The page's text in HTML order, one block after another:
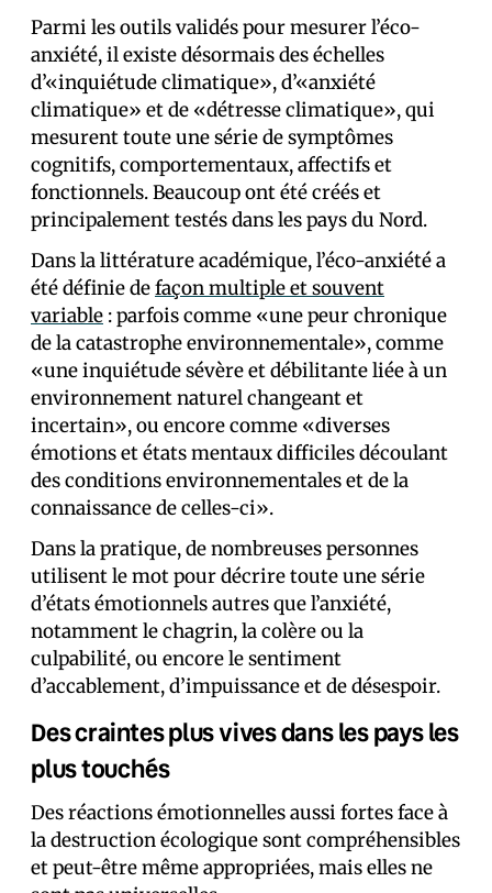
Parmi les outils validés pour mesurer l’éco-
anxiété, il existe désormais des échelles
d’«inquiétude climatique», d’«anxiété
climatique» et de «détresse climatique», qui
mesurent toute une série de symptômes
cognitifs, comportementaux, affectifs et
fonctionnels. Beaucoup ont été créés et
principalement testés dans les pays du Nord.
Dans la littérature académique, l’éco-anxiété a
été définie defaçon multiple et souvent
variable : parfois comme «une peur chronique
de la catastrophe environnementale», comme
«une inquiétude sévère et débilitante liée à un
environnement naturel changeant et
incertain», ou encore comme «diverses
émotions et états mentaux difficiles découlant
des conditions environnementales et de la
connaissance de celles-ci».
Dans la pratique, de nombreuses personnes
utilisent le mot pour décrire toute une série
d’états émotionnels autres que l’anxiété,
notamment le chagrin, la colère ou la
culpabilité, ou encore le sentiment
d’accablement, d’impuissance et de désespoir.
Des craintes plus vives dans les pays les
plus touchés
Des réactions émotionnelles aussi fortes face à
la destruction écologique sont compréhensibles
et peut-être même appropriées, mais elles ne